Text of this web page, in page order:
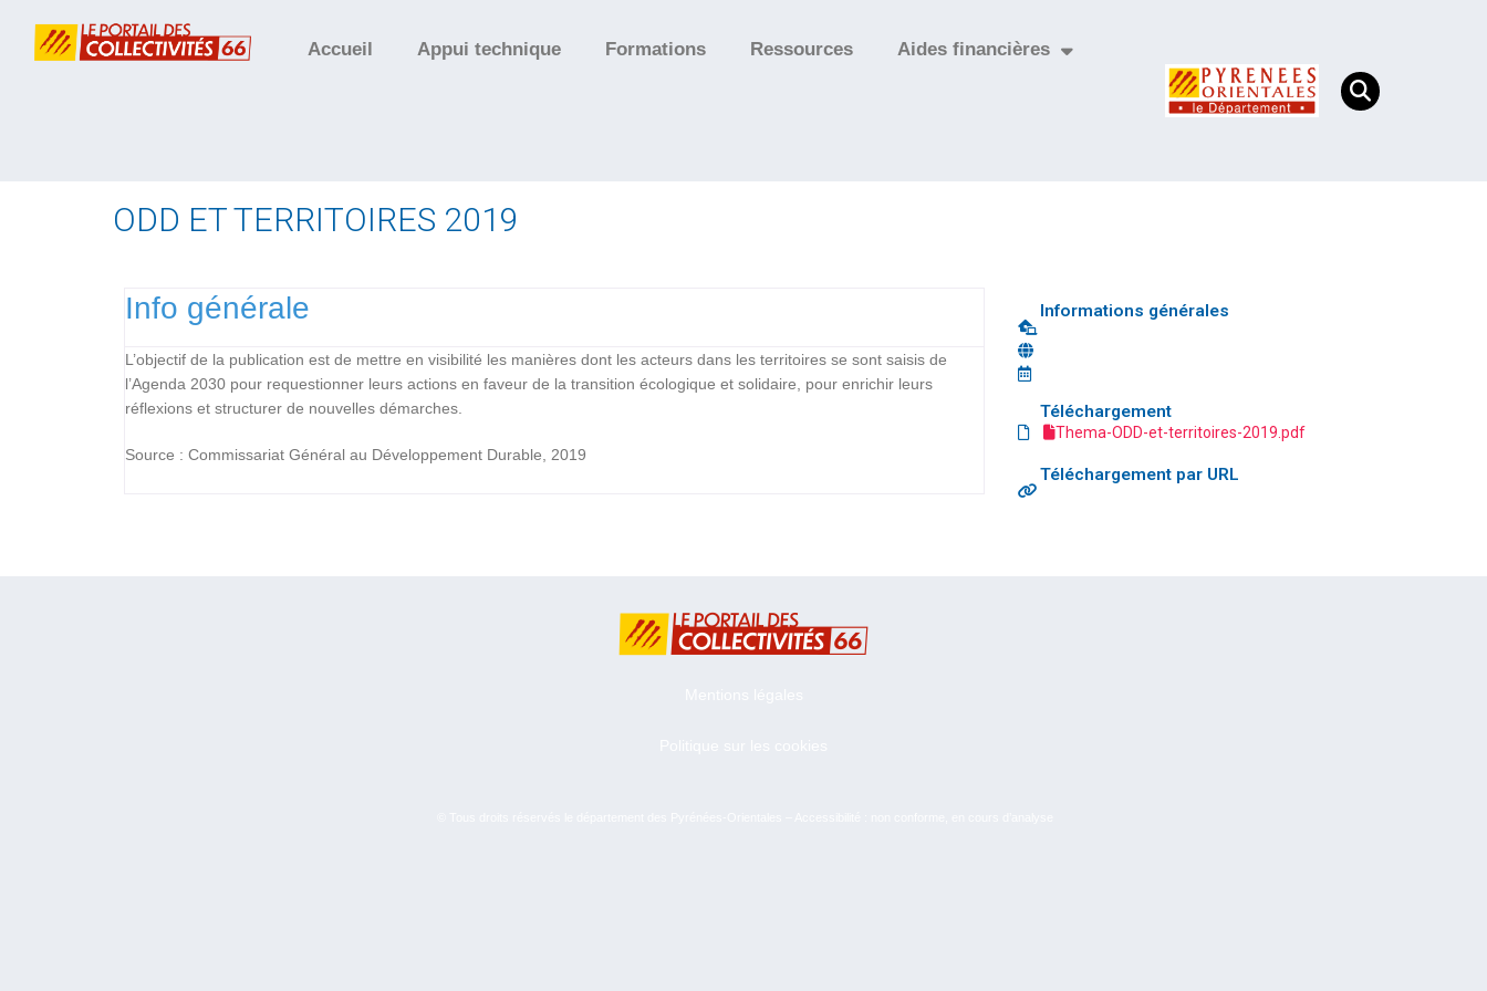
Accueil Appui technique Formations Ressources Aides financières
ODD ET TERRITOIRES 2019
Info générale
L’objectif de la publication est de mettre en visibilité les manières dont les acteurs dans les territoires se sont saisis de
l’Agenda 2030 pour requestionner leurs actions en faveur de la transition écologique et solidaire, pour enrichir leurs
réflexions et structurer de nouvelles démarches.
Source : Commissariat Général au Développement Durable, 2019
Informations générales
Téléchargement
Thema-ODD-et-territoires-2019.pdf
Téléchargement par URL